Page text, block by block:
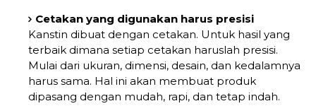
Cetakan yang digunakan harus presisi
Kanstin dibuat dengan cetakan. Untuk hasil yang
terbaik dimana setiap cetakan haruslah presisi.
Mulai dari ukuran, dimensi, desain, dan kedalamnya
harus sama. Hal ini akan membuat produk
dipasang dengan mudah, rapi, dan tetap indah.